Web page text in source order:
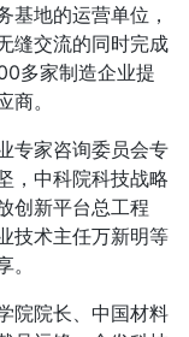
基地的运营单位，
缝交流的同时完成
多家制造企业提
。
专家咨询委员会专
，中科院科技战略
创新平台总工程
技术主任万新明等
院院长、中国材料